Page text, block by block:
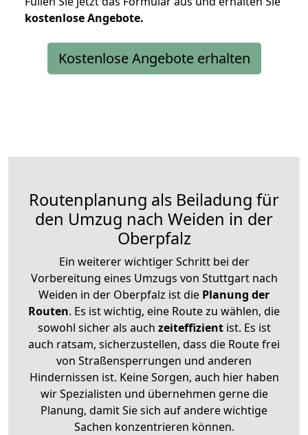
kostenloseAngebote.
Kostenlose Angebote erhalten
Routenplanung als Beiladung für
den Umzug nach Weiden in der
Oberpfalz
Ein weiterer wichtiger Schritt bei der
Vorbereitung eines Umzugs von Stuttgart nach
Weiden in der Oberpfalz ist die Planung der
Routen. Es ist wichtig, eine Route zu wählen, die
sowohl sicher als auch zeiteffizientist. Es ist
auch ratsam, sicherzustellen, dass die Route frei
von Straßensperrungen und anderen
Hindernissen ist. Keine Sorgen, auch hier haben
wir Spezialisten und übernehmen gerne die
Planung, damit Sie sich auf andere wichtige
Sachen konzentrieren können.